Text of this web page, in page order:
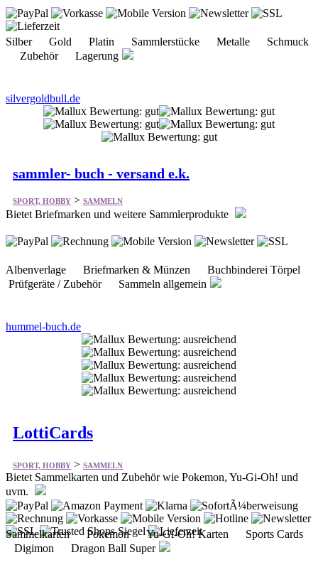
Silber Gold Platin Sammlerstücke Metalle Schmuck
Zubehör Lagerung
sammler- buch - versand e.k.
SPORT, HOBBY > SAMMELN
Bietet Briefmarken und weitere Sammlerprodukte
Albenverlage Briefmarken & Münzen Buchbinderei Törpel
Prüfgeräte / Zubehör Sammeln allgemein
hummel-buch.de
LottiCards
SPORT, HOBBY>SAMMELN
Bietet Sammelkarten und Zubehör wie Pokemon, Yu-Gi-Oh! und
Sammelkarten Pokemon Yu-Gi-Oh! Karten Sports Cards
Digimon Dragon Ball Super
lotticards.de